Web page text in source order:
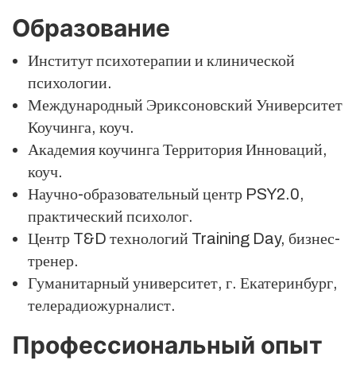
Образование
Институт психотерапии и клинической
психологии.
Международный Эриксоновский Университет
Коучинга, коуч.
Академия коучинга Территория Инноваций,
коуч.
Научно-образовательный центр PSY2.0,
практический психолог.
Центр T&D технологий Training Day, бизнес-
тренер.
Гуманитарный университет, г. Екатеринбург,
телерадиожурналист.
Профессиональный опыт